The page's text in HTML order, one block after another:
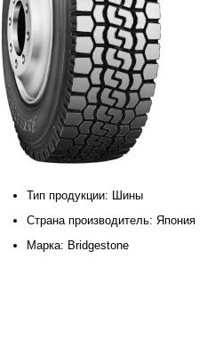
Тип продукции: Шины
Страна производитель: Япония
Марка: Bridgestone